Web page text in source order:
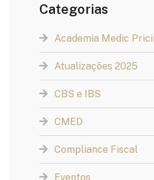
Categorias
Academia Medic
Atualizações 2025
CBS e IBS
CMED
Compliance Fiscal
Eventos